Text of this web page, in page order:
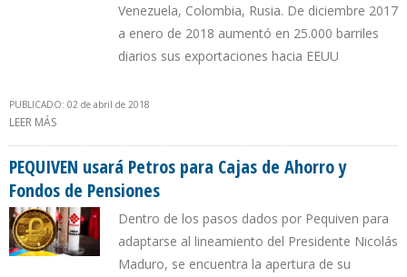
Venezuela, Colombia, Rusia. De diciembre 2017
a enero de 2018 aumentó en 25.000 barriles
diarios sus exportaciones hacia EEUU
PUBLICADO: 02 de abril de 2018
LEER MÁS
PEQUIVEN usará Petros para Cajas de Ahorro y
Fondos de Pensiones
Dentro de los pasos dados por Pequiven para
adaptarse al lineamiento del Presidente Nicolás
Maduro, se encuentra la apertura de su